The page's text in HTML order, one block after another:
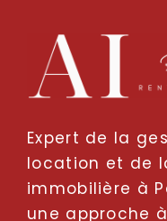
Expert de la
location et de
immobilière à
une approche